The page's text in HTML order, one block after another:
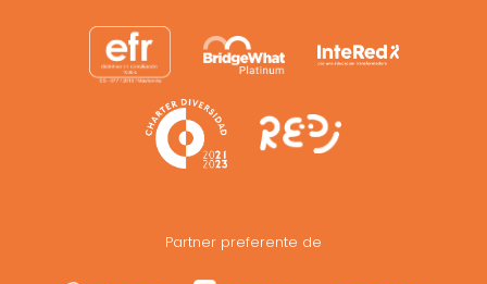
Partner preferente de